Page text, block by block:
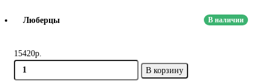
Люберцы В наличии
15420р.
В корзину